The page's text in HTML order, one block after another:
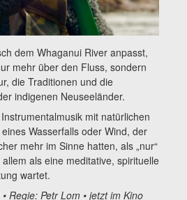
dem Whaganui River anpasst,
mehr über den Fluss, sondern
die Traditionen und die
indigenen Neuseeländer.
mit natürlichen
Wasserfalls oder Wind, der
mehr im Sinne hatten, als „nur“
als eine meditative, spirituelle
wartet.
Regie: Petr Lom • jetzt im Kino